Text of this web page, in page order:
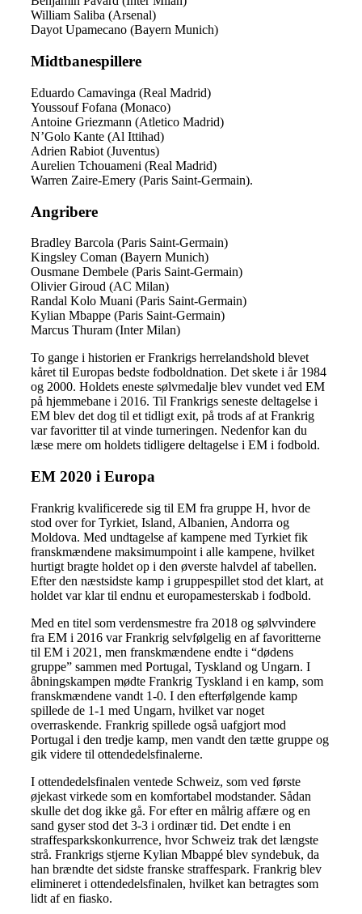
William Saliba (Arsenal)
Dayot Upamecano (Bayern Munich)
Midtbanespillere
Eduardo Camavinga (Real Madrid)
Youssouf Fofana (Monaco)
Antoine Griezmann (Atletico Madrid)
N’Golo Kante (Al Ittihad)
Adrien Rabiot (Juventus)
Aurelien Tchouameni (Real Madrid)
Warren Zaire-Emery (Paris Saint-Germain).
Angribere
Bradley Barcola (Paris Saint-Germain)
Kingsley Coman (Bayern Munich)
Ousmane Dembele (Paris Saint-Germain)
Olivier Giroud (AC Milan)
Randal Kolo Muani (Paris Saint-Germain)
Kylian Mbappe (Paris Saint-Germain)
Marcus Thuram (Inter Milan)
To gange i historien er Frankrigs herrelandshold blevet
kåret til Europas bedste fodboldnation. Det skete i år 1984
og 2000. Holdets eneste sølvmedalje blev vundet ved EM
på hjemmebane i 2016. Til Frankrigs seneste deltagelse i
EM blev det dog til et tidligt exit, på trods af at Frankrig
var favoritter til at vinde turneringen. Nedenfor kan du
læse mere om holdets tidligere deltagelse i EM i fodbold.
EM 2020 i Europa
Frankrig kvalificerede sig til EM fra gruppe H, hvor de
stod over for Tyrkiet, Island, Albanien, Andorra og
Moldova. Med undtagelse af kampene med Tyrkiet fik
franskmændene maksimumpoint i alle kampene, hvilket
hurtigt bragte holdet op i den øverste halvdel af tabellen.
Efter den næstsidste kamp i gruppespillet stod det klart, at
holdet var klar til endnu et europamesterskab i fodbold.
Med en titel som verdensmestre fra 2018 og sølvvindere
fra EM i 2016 var Frankrig selvfølgelig en af favoritterne
til EM i 2021, men franskmændene endte i “dødens
gruppe” sammen med Portugal, Tyskland og Ungarn. I
åbningskampen mødte Frankrig Tyskland i en kamp, som
franskmændene vandt 1-0. I den efterfølgende kamp
spillede de 1-1 med Ungarn, hvilket var noget
overraskende. Frankrig spillede også uafgjort mod
Portugal i den tredje kamp, men vandt den tætte gruppe og
gik videre til ottendedelsfinalerne.
I ottendedelsfinalen ventede Schweiz, som ved første
øjekast virkede som en komfortabel modstander. Sådan
skulle det dog ikke gå. For efter en målrig affære og en
sand gyser stod det 3-3 i ordinær tid. Det endte i en
straffesparkskonkurrence, hvor Schweiz trak det længste
strå. Frankrigs stjerne Kylian Mbappé blev syndebuk, da
han brændte det sidste franske straffespark. Frankrig blev
elimineret i ottendedelsfinalen, hvilket kan betragtes som
lidt af en fiasko.